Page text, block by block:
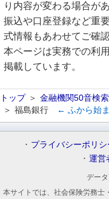
り内容が変わる場合が
振込や口座登録など重
式情報もあわせてご確
本ページは実務での利
掲載しています。
トップ 金融機関50音検索
福島銀行
← ふから始
プライバシーポリシ
運営
データ
本サイトでは、社会保険労務士